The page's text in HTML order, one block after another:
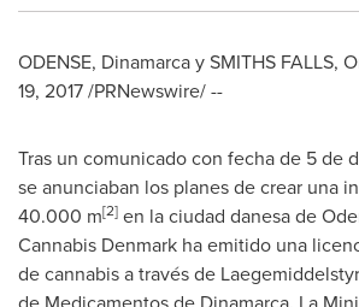
ODENSE, Dinamarca ySMITHS FALLS,
19, 2017/PRNewswire/ --
Tras un comunicado con fecha de 5 de
se anunciaban los planes de crear una
40.000 m[2] en la ciudad danesa de
Cannabis Denmark ha emitido una
de cannabis a través de